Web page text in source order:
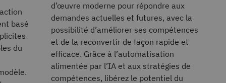
basé
du
d’œuvre moderne pour répondre aux
demandes actuelles et futures, avec la
possibilité d’améliorer ses compétences
et de la reconvertir de façon rapide et
efficace. Grâce à l’automatisation
alimentée par l’IA et aux stratégies de
compétences, libérez le potentiel du